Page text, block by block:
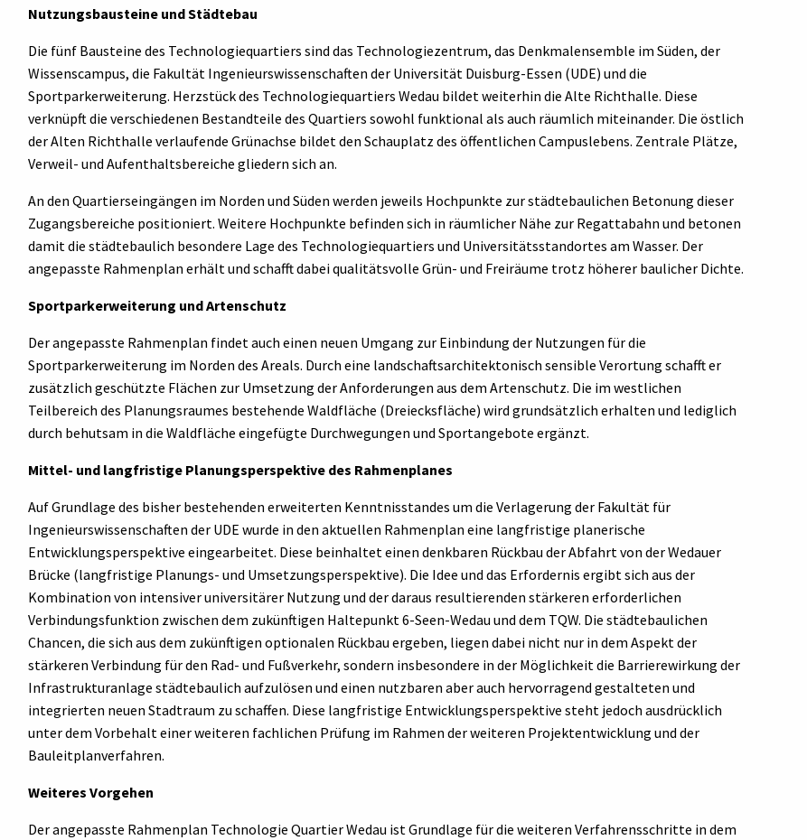
Nutzungsbausteine und Städtebau
Die fünf Bausteine des Technologiequartiers sind das Technologiezentrum, das Denkmalensemble im Süden, der
Wissenscampus, die Fakultät Ingenieurswissenschaften der Universität Duisburg-Essen (UDE) und die
Sportparkerweiterung. Herzstück des Technologiequartiers Wedau bildet weiterhin die Alte Richthalle. Diese
verknüpft die verschiedenen Bestandteile des Quartiers sowohl funktional als auch räumlich miteinander. Die östlich
der Alten Richthalle verlaufende Grünachse bildet den Schauplatz des öffentlichen Campuslebens. Zentrale Plätze,
Verweil- und Aufenthaltsbereiche gliedern sich an.
An den Quartierseingängen im Norden und Süden werden jeweils Hochpunkte zur städtebaulichen Betonung dieser
Zugangsbereiche positioniert. Weitere Hochpunkte befinden sich in räumlicher Nähe zur Regattabahn und betonen
damit die städtebaulich besondere Lage des Technologiequartiers und Universitätsstandortes am Wasser. Der
angepasste Rahmenplan erhält und schafft dabei qualitätsvolle Grün- und Freiräume trotz höherer baulicher Dichte.
Sportparkerweiterung und Artenschutz
Der angepasste Rahmenplan findet auch einen neuen Umgang zur Einbindung der Nutzungen für die
Sportparkerweiterung im Norden des Areals. Durch eine landschaftsarchitektonisch sensible Verortung schafft er
zusätzlich geschützte Flächen zur Umsetzung der Anforderungen aus dem Artenschutz. Die im westlichen
Teilbereich des Planungsraumes bestehende Waldfläche (Dreiecksfläche) wird grundsätzlich erhalten und lediglich
durch behutsam in die Waldfläche eingefügte Durchwegungen und Sportangebote ergänzt.
Mittel- und langfristige Planungsperspektive des Rahmenplanes
Auf Grundlage des bisher bestehenden erweiterten Kenntnisstandes um die Verlagerung der Fakultät für
Ingenieurswissenschaften der UDE wurde in den aktuellen Rahmenplan eine langfristige planerische
Entwicklungsperspektive eingearbeitet. Diese beinhaltet einen denkbaren Rückbau der Abfahrt von der Wedauer
Brücke (langfristige Planungs- und Umsetzungsperspektive). Die Idee und das Erfordernis ergibt sich aus der
Kombination von intensiver universitärer Nutzung und der daraus resultierenden stärkeren erforderlichen
Verbindungsfunktion zwischen dem zukünftigen Haltepunkt 6-Seen-Wedau und dem TQW. Die städtebaulichen
Chancen, die sich aus dem zukünftigen optionalen Rückbau ergeben, liegen dabei nicht nur in dem Aspekt der
stärkeren Verbindung für den Rad- und Fußverkehr, sondern insbesondere in der Möglichkeit die Barrierewirkung der
Infrastrukturanlage städtebaulich aufzulösen und einen nutzbaren aber auch hervorragend gestalteten und
integrierten neuen Stadtraum zu schaffen. Diese langfristige Entwicklungsperspektive steht jedoch ausdrücklich
unter dem Vorbehalt einer weiteren fachlichen Prüfung im Rahmen der weiteren Projektentwicklung und der
Bauleitplanverfahren.
Weiteres Vorgehen
Der angepasste Rahmenplan Technologie Quartier Wedau ist Grundlage für die weiteren Verfahrensschritte in dem